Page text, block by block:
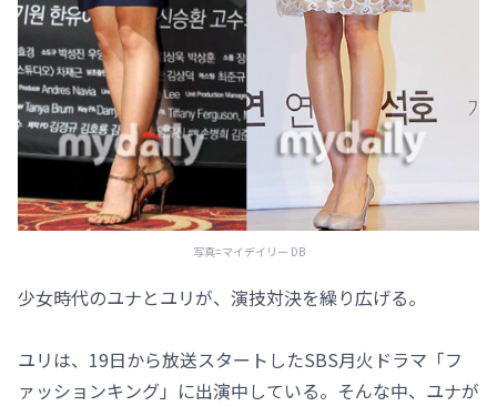
写真=マイデイリー DB
少女時代のユナとユリが、演技対決を繰り広げる。
ユリは、19日から放送スタートしたSBS月火ドラマ「フ
ァッションキング」に出演中している。そんな中、ユナが